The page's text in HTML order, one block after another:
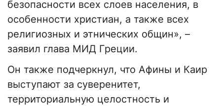
безопасности всех слоев населения, в
особенности христиан, а также всех
религиозных и этнических общин», –
заявил глава МИД Греции.
Он также подчеркнул, что Афины и Каир
выступают за суверенитет,
территориальную целостность и